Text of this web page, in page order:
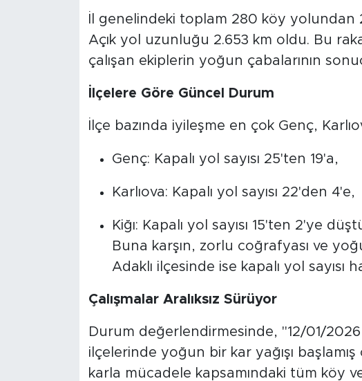
İl genelindeki toplam 280 köy yolundan
Açık yol uzunluğu 2.653 km oldu. Bu
çalışan ekiplerin yoğun çabalarının
İlçelere Göre Güncel Durum
İlçe bazında iyileşme en çok Genç,
Genç: Kapalı yol sayısı 25'ten 19'a,
Karlıova: Kapalı yol sayısı 22'den 4'e,
Kiğı: Kapalı yol sayısı 15'ten 2'ye
Buna karşın, zorlu coğrafyası ve
Adaklı ilçesinde ise kapalı yol sayısı
Çalışmalar Aralıksız Sürüyor
Durum değerlendirmesinde, "12/01/
ilçelerinde yoğun bir kar yağışı
karla mücadele kapsamındaki tüm köy ve